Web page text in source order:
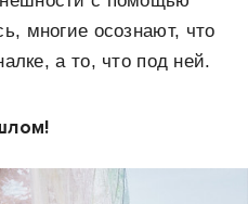
многие осознают, что
а то, что под ней.